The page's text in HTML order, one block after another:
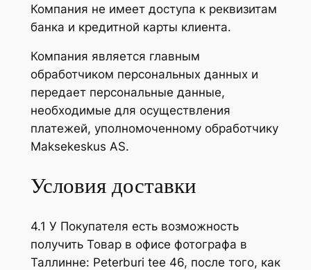
Компания не имеет доступа к реквизитам
банка и кредитной карты клиента.
Компания является главным
обработчиком персональных данных и
передает персональные данные,
необходимые для осуществления
платежей, уполномоченному обработчику
Maksekeskus AS.
Условия доставки
4.1 У Покупателя есть возможность
получить Товар в офисе фотографа в
Таллинне: Peterburi tee 46, после того, как